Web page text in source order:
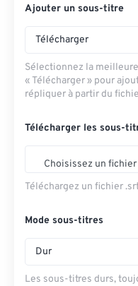
Ajouter un sous-titre
Télécharger
Sélectionnez la
« Télécharger » pour
répliquer à partir du
Télécharger les sous-
Choisissez un fichier
Téléchargez un fichier
Mode sous-titres
Dur
Les sous-titres durs,